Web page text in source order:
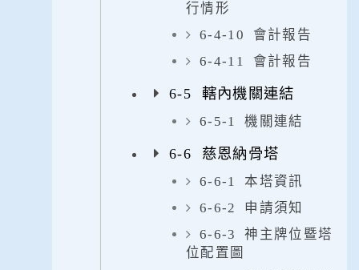
行情形
6-4-10 會計報告
6-4-11 會計報告
6-5 轄內機關連結
6-5-1 機關連結
6-6 慈恩納骨塔
6-6-1 本塔資訊
6-6-2 申請須知
6-6-3 神主牌位暨塔
位配置圖